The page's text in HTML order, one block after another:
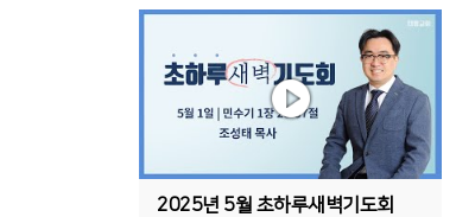
2025년 5월 초하루새벽기도회